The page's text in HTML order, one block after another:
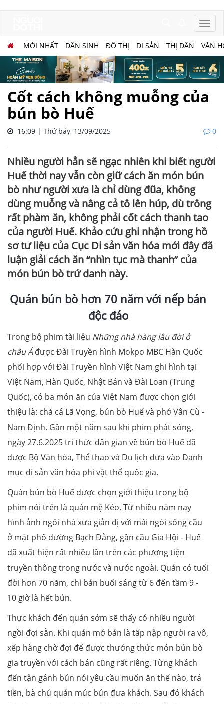
MỚI NHẤT DÂN SINH ĐÔ THỊ DI SẢN THỊ DÂN VĂN
Cốt cách không muỗng của
bún bò Huế
16:09 | Thứ bảy, 13/09/2025 0
Nhiều người hẳn sẽ ngạc nhiên khi biết người
Huế thời nay vẫn còn giữ cách ăn món bún
bò như người xưa là chỉ dùng đũa, không
dùng muỗng và nâng cả tô lên húp, dù trông
rất phàm ăn, không phải cốt cách thanh tao
của người Huế. Khảo cứu ghi nhận trong hồ
sơ tư liệu của Cục Di sản văn hóa mới đây đã
luận giải cách ăn “nhìn tục mà thanh” của
món bún bò trứ danh này.
Quán bún bò hơn 70 năm với nếp bán
độc đáo
Trong bộ phim tài liệu Những nhà hàng lâu đời ở
châu Á được Đài Truyền hình Mokpo MBC Hàn Quốc
phối hợp với Đài Truyền hình Việt Nam ghi hình tại
Việt Nam, Hàn Quốc, Nhật Bản và Đài Loan (Trung
Quốc), có ba món ăn của Việt Nam được chọn giới
thiệu là: chả cá Lã Vọng, bún bò Huế và phở Vân Cù -
Nam Định. Gần một năm sau khi phim phát sóng,
ngày 27.6.2025 tri thức dân gian về bún bò Huế đã
được Bộ Văn hóa, Thể thao và Du lịch đưa vào Danh
mục di sản văn hóa phi vật thể quốc gia.
Quán bún bò Huế được chọn giới thiệu trong bộ
phim nói trên là quán mệ Kéo. Từ nhiều năm nay
hình ảnh ngôi nhà xưa giản dị với mái ngói sông cầu
ở mặt phố đường Bạch Đằng, gần cầu Gia Hội - Huế
đã xuất hiện rất nhiều lần trên các phương tiện
truyền thông trong nước và nước ngoài. Quán có tuổi
đời hơn 70 năm, chỉ bán buổi sáng từ 6 đến tầm 9 -
10 giờ là hết bún.
Thực khách đến quán sớm sẽ thấy có nhiều người
ngồi đợi sẵn. Khi quán mở bán là tấp nập người ra vô,
xếp hàng chờ đợi để được thưởng thức món bún bò
gia truyền với cách bán cũng rất riêng. Từng khách
đến tận gánh bún nói yêu cầu muốn ăn thế nào, trả
tiền, bà chủ quán múc bún đưa khách. Sau đó khách